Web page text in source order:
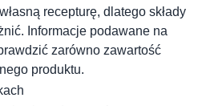
recepturę, dlatego składy
Informacje podawane na
zarówno zawartość
produktu.